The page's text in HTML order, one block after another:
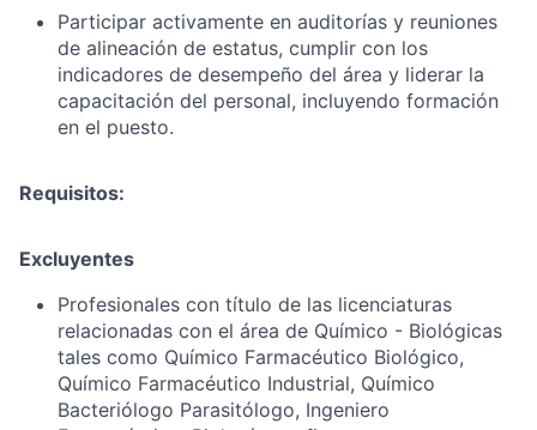
Participar activamente en auditorías y reuniones
de alineación de estatus, cumplir con los
indicadores de desempeño del área y liderar la
capacitación del personal, incluyendo formación
en el puesto.
Requisitos:
Excluyentes
Profesionales con título de las licenciaturas
relacionadas con el área de Químico - Biológicas
tales como Químico Farmacéutico Biológico,
Químico Farmacéutico Industrial, Químico
Bacteriólogo Parasitólogo, Ingeniero